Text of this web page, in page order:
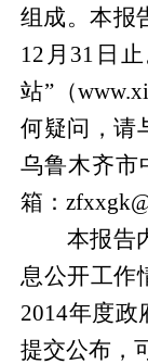
组成。本报
12 月 31 日
站”（
何疑问，请
乌鲁木齐市
箱：
本报告
息公开工作
2014年度政
提交公布，